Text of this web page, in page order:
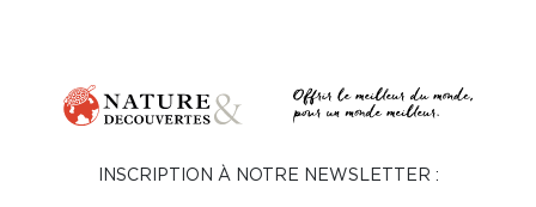
INSCRIPTION À NOTRE NEWSLETTER :